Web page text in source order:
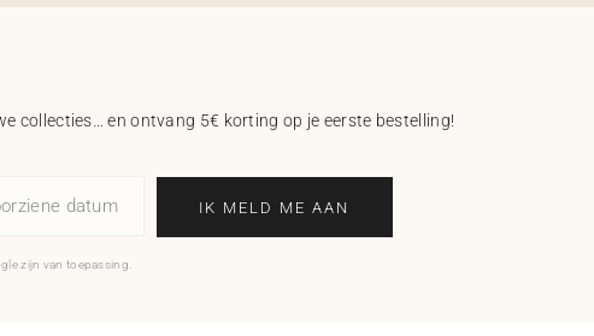
collecties… en ontvang 5€ korting op je eerste bestelling!
datum IK MELD ME AAN
zijn van toepassing.